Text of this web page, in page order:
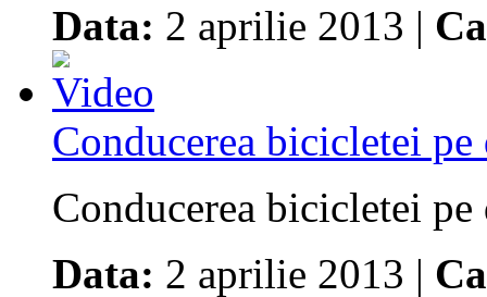
Data: 2 aprilie 2013 |
Conducerea bicicletei
Conducerea bicicletei
Data: 2 aprilie 2013 |